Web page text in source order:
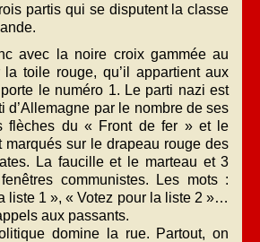
partis qui se disputent la classe
avec la noire croix gammée au
toile rouge, qu’il appartient aux
le numéro 1. Le parti nazi est
d’Allemagne par le nombre de ses
flèches du « Front de fer » et le
marqués sur le drapeau rouge des
La faucille et le marteau et 3
communistes. Les mots :
liste 1 », « Votez pour la liste 2 »…
aux passants.
domine la rue. Partout, on